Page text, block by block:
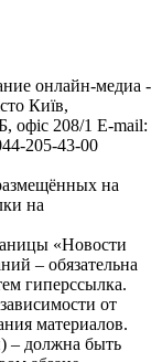
онлайн-медиа -
Київ,
208/1 E-mail:
205-43-00
на
на
«Новости
– обязательна
гиперссылка.
от
материалов.
– должна быть